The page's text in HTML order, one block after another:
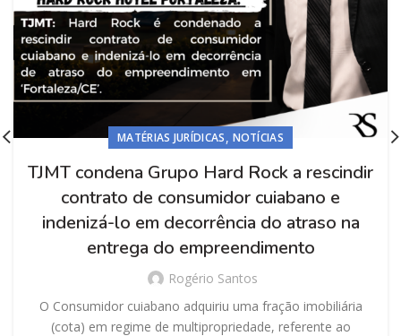
MATÉRIAS JURÍDICAS, NOTÍCIAS
TJMT condena Grupo Hard Rock a rescindir
contrato de consumidor cuiabano e
indenizá-lo em decorrência do atraso na
entrega do empreendimento
Rogério Santos
O Consumidor cuiabano adquiriu uma fração imobiliária
(cota) em regime de multipropriedade, referente ao